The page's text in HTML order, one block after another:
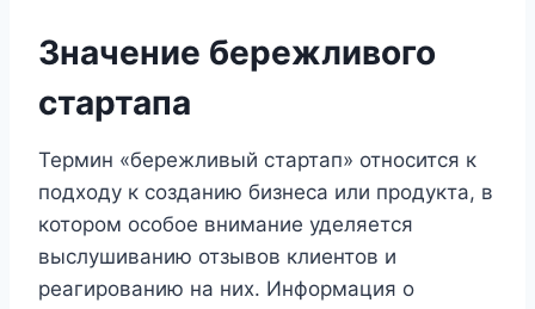
Значение бережливого
стартапа
Термин «бережливый стартап» относится к
подходу к созданию бизнеса или продукта, в
котором особое внимание уделяется
выслушиванию отзывов клиентов и
реагированию на них. Информация о